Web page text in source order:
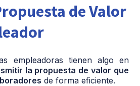
de Valor
empleadoras tienen algo en
la propuesta de valor que
de forma eficiente.